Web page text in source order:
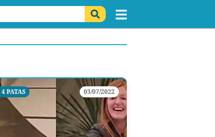
4 PATAS 03/07/2022